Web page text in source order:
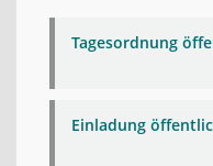
Tagesordnung
Einladung